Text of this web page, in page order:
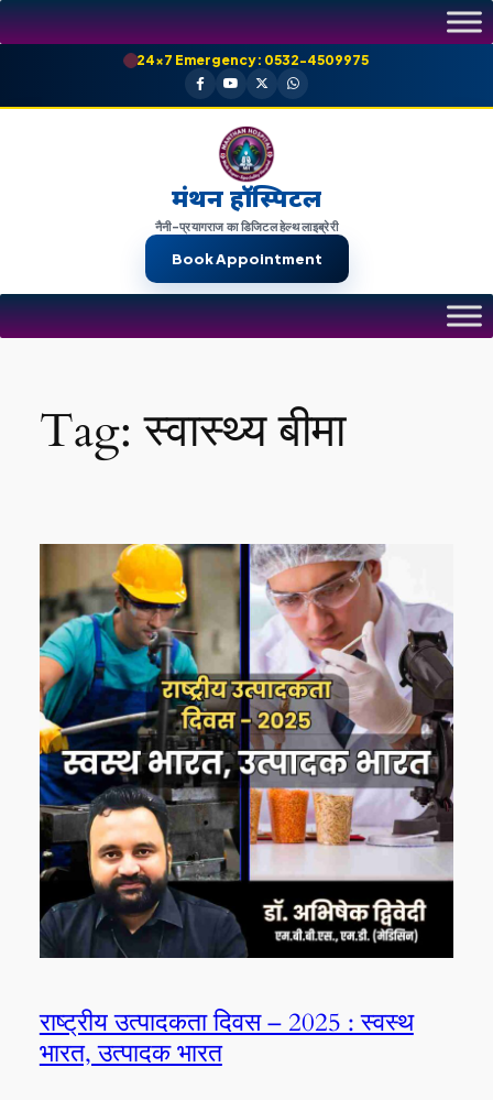
Skip
to
24×7 Emergency: 0532-4509975
मंथन हॉस्पिटल
नैनी-प्रयागराज का डिजिटल हेल्थ लाइब्रेरी
Book Appointment
Tag:स्वास्थ्य बीमा
राष्ट्रीय उत्पादकता दिवस – 2025 : स्वस्थ
भारत, उत्पादक भारत